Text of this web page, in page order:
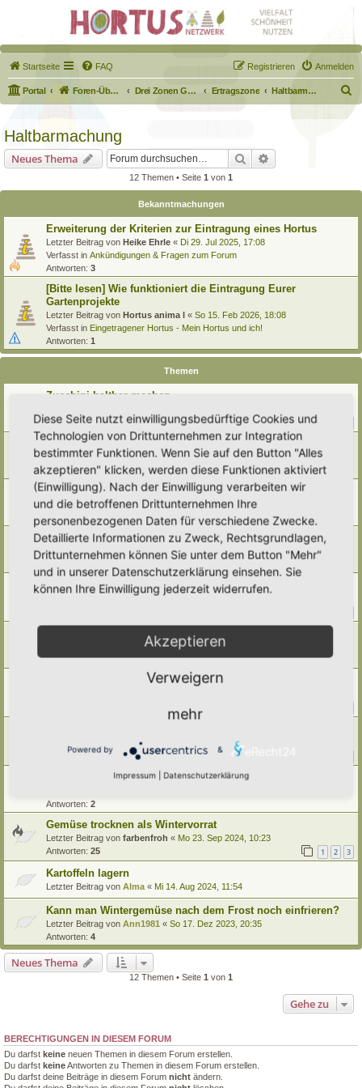
Startseite FAQ Anmelden
Registrieren
Portal Foren-Übersicht Drei Zonen Garten Ertragszone Haltbarmachung
u
Haltbarmachung
Neues Thema Suche
12 Themen • Seite 1 von 1
Bekanntmachungen
Erweiterung der Kriterien zur Eintragung eines Hortus
Letzter Beitrag von Heike Ehrle « Di 29. Jul 2025, 17:08
Verfasst in Ankündigungen & Fragen zum Forum
Antworten: 3
[Bitte lesen] Wie funktioniert die Eintragung Eurer
Gartenprojekte
Letzter Beitrag von Hortus anima l « So 15. Feb 2026, 18:08
Verfasst in Eingetragener Hortus - Mein Hortus und ich!
Antworten: 1
Themen
Zucchini haltbar machen
Antworten:27
Sirup
Letzter Beitrag vonSaMi« Fr 3. Jul 2026, 16:20
Antworten:3
Holunder
Letzter Beitrag vontree12«So 24. Mai 2026, 22:38
Antworten:2
Walnüsse trocknen und lagern
Letzter Beitrag vonSimbienchen« Di 10. Feb 2026, 09:05
Vorratskammer/ Wintervorrat
Thea
So 5. Okt 2025, 19:46
Dörrobst / Trockenobst/ Fruchtpulver
Simbienchen«So 5. Okt 2025, 18:33
Antworten:4
Fermentation und Haltbarmachung
Simbienchen
So 5. Okt 2025, 08:28
Antworten:20
Alles von der Knoblauchpflanze in der Küche verwerten
Antworten: 2
Gemüse trocknen als Wintervorrat
Letzter Beitrag von farbenfroh « Mo 23. Sep 2024, 10:23
Antworten: 25 1 2 3
Kartoffeln lagern
Letzter Beitrag von Alma « Mi 14. Aug 2024, 11:54
Kann man Wintergemüse nach dem Frost noch einfrieren?
Letzter Beitrag von Ann1981 « So 17. Dez 2023, 20:35
Antworten: 4
Neues Thema
12 Themen • Seite 1 von 1
Gehe zu
BERECHTIGUNGEN IN DIESEM FORUM
Du darfst keine neuen Themen in diesem Forum erstellen.
Du darfst keineAntworten zu Themen in diesem Forum erstellen.
Du darfst deine Beiträge in diesem Forum nicht ändern.
Diese Seite nutzt einwilligungsbedürftige Cookies und
Technologien von Drittunternehmen zur Integration
bestimmter Funktionen. Wenn Sie auf den Button "Alles
akzeptieren" klicken, werden diese Funktionen aktiviert
(Einwilligung). Nach der Einwilligung verarbeiten wir
und die betroffenen Drittunternehmen Ihre
personenbezogenen Daten für verschiedene Zwecke.
Detaillierte Informationen zu Zweck, Rechtsgrundlagen,
Drittunternehmen können Sie unter dem Button "Mehr"
und in unserer Datenschutzerklärung einsehen. Sie
können Ihre Einwilligung jederzeit widerrufen.
Akzeptieren
Verweigern
mehr
Powered by &
Impressum Datenschutzerklärung